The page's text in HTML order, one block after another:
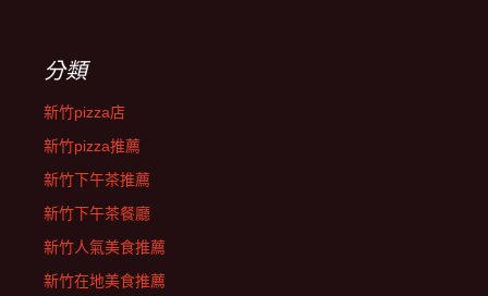
分類
新竹pizza店
新竹pizza推薦
新竹下午茶推薦
新竹下午茶餐廳
新竹人氣美食推薦
新竹在地美食推薦